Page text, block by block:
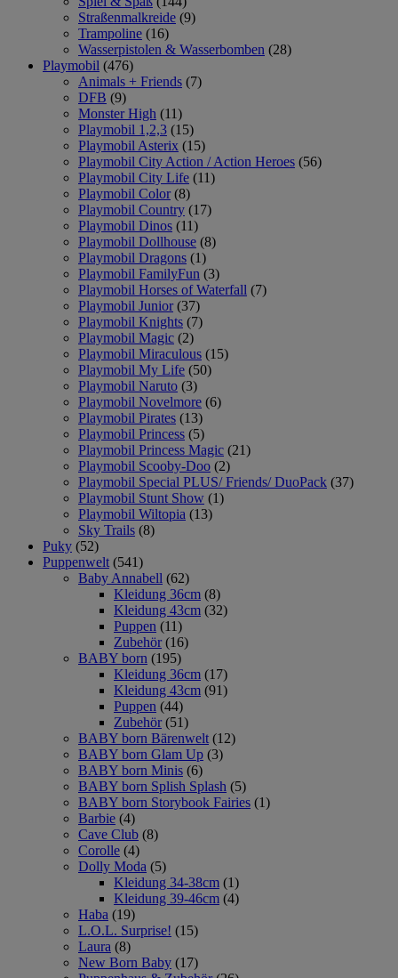
Straßenmalkreide (9)
Trampoline (16)
Wasserpistolen & Wasserbomben (28)
Playmobil (476)
Animals + Friends (7)
DFB (9)
Monster High (11)
Playmobil 1,2,3 (15)
Playmobil Asterix (15)
Playmobil City Action / Action Heroes (56)
Playmobil City Life (11)
Playmobil Color (8)
Playmobil Country (17)
Playmobil Dinos (11)
Playmobil Dollhouse (8)
Playmobil Dragons (1)
Playmobil FamilyFun (3)
Playmobil Horses of Waterfall (7)
Playmobil Junior (37)
Playmobil Knights (7)
Playmobil Magic (2)
Playmobil Miraculous (15)
Playmobil My Life (50)
Playmobil Naruto (3)
Playmobil Novelmore (6)
Playmobil Pirates (13)
Playmobil Princess (5)
Playmobil Princess Magic (21)
Playmobil Scooby-Doo (2)
Playmobil Special PLUS/ Friends/ DuoPack (37)
Playmobil Stunt Show (1)
Playmobil Wiltopia (13)
Sky Trails (8)
Puky (52)
Puppenwelt (541)
Baby Annabell (62)
Kleidung 36cm (8)
Kleidung 43cm (32)
Puppen (11)
Zubehör (16)
BABY born (195)
Kleidung 36cm (17)
Kleidung 43cm (91)
Puppen (44)
Zubehör (51)
BABY born Bärenwelt (12)
BABY born Glam Up (3)
BABY born Minis (6)
BABY born Splish Splash (5)
BABY born Storybook Fairies (1)
Barbie (4)
Cave Club (8)
Corolle (4)
Dolly Moda (5)
Kleidung 34-38cm (1)
Kleidung 39-46cm (4)
Haba (19)
L.O.L. Surprise! (15)
Laura (8)
New Born Baby (17)